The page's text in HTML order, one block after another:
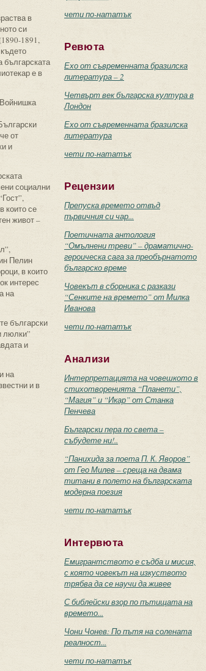
в
си
1891,
българската
е в
от
и
социални
които се
живот –
Пелин
в които
интерес
на
български
люлки”
и
на
и в
чети по-нататък
Ревюта
Ехо от съвременната бразилска
литература – 2
Четвърт век българска култура в
Лондон
Ехо от съвременната бразилска
литература
чети по-нататък
Рецензии
Препуска времето отвъд
първичния си чар...
Поетичната антология
“Омълнени треви” – драматично-
героическа сага за преобърнатото
българско време
Човекът в сборника с разкази
“Сенките на времето” от Милка
Иванова
чети по-нататък
Анализи
Интерпретацията на човешкото в
стихотворенията “Планети”,
“Магия” и “Икар” от Станка
Пенчева
Български пера по света –
събудете ни!..
“Панихида за поета П. К. Яворов”
от Гео Милев – среща на двама
титани в полето на българската
модерна поезия
чети по-нататък
Интервюта
Емигрантството е съдба и мисия,
с която човекът на изкуството
трябва да се научи да живее
С библейски взор по пътищата на
времето...
Чони Чонев: По пътя на солената
реалност...
чети по-нататък